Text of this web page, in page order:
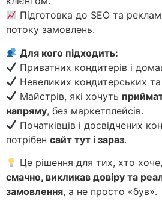
Підготовка до SEO та
потоку замовлень.
Для кого підходить:
Приватних кондитерів і
Невеликих кондитерських та
Майстрів, які хочуть
напряму, без маркетплейсів.
Початківців і досвідчених
потрібен сайт тут і зараз.
Це рішення для тих, хто
смачно, викликав довіру та
замовлення, а не просто «був».